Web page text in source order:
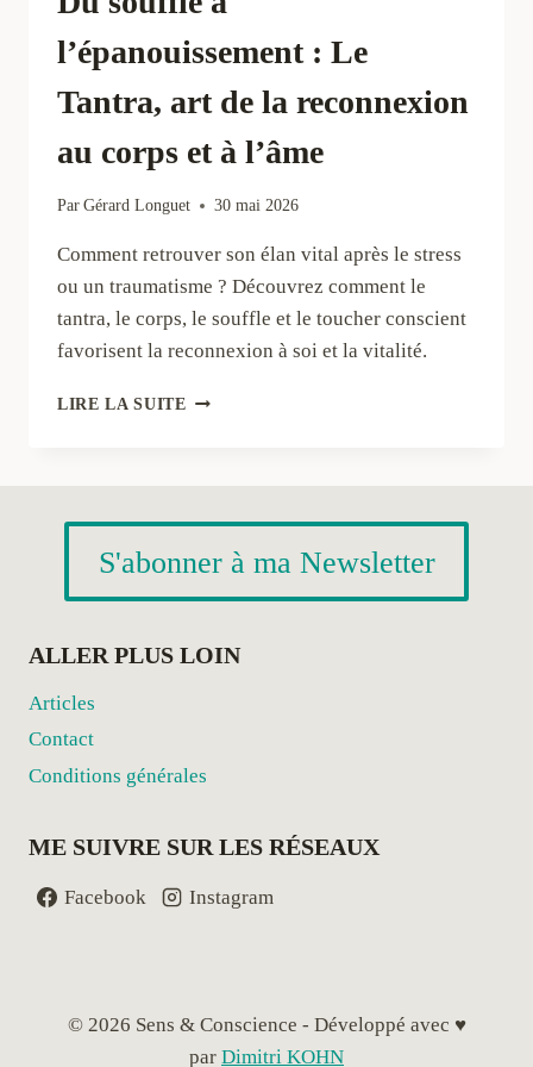
l’épanouissement : Le
Tantra, art de la reconnexion
au corps et à l’âme
Par Gérard Longuet 30 mai 2026
Comment retrouver son élan vital après le stress
ou un traumatisme ? Découvrez comment le
tantra, le corps, le souffle et le toucher conscient
favorisent la reconnexion à soi et la vitalité.
LIRE LA SUITE DU
LE
TANTRA,
ART
DE
RECONNEXION
L’ÂME
S'abonner à ma Newsletter
ALLER PLUS LOIN
Articles
Contact
Conditions générales
ME SUIVRE SUR LES RÉSEAUX
Facebook Instagram
© 2026 Sens & Conscience - Développé avec ♥
par Dimitri KOHN